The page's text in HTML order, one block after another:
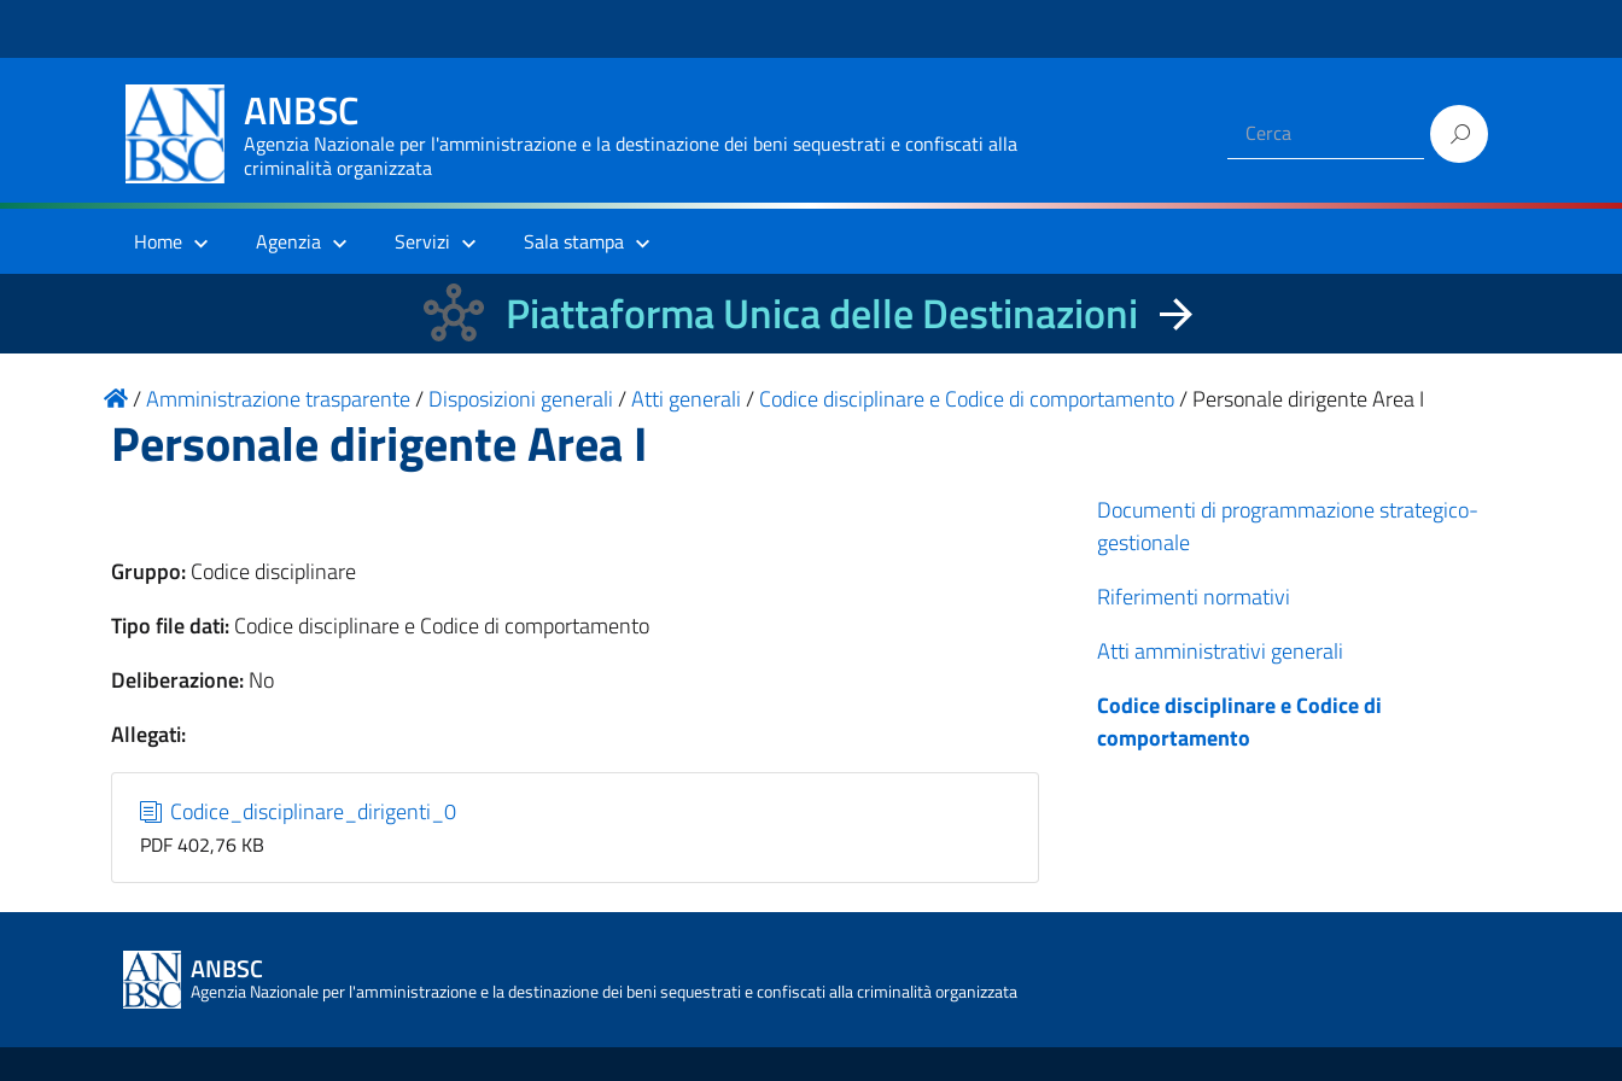
ANBSC
Agenzia Nazionale per l'amministrazione e la destinazione dei beni sequestrati e confiscati alla
criminalità organizzata
Home Agenzia Servizi Sala stampa
Piattaforma Unica delle Destinazioni
/Amministrazione trasparente/Disposizioni generali/Atti generali/Codice disciplinare e Codice di comportamento/Personale dirigente Area I
Personale dirigente Area I
Gruppo:Codice disciplinare
Tipo file dati:Codice disciplinare e Codice di comportamento
Deliberazione:No
Allegati:
Codice_disciplinare_dirigenti_0
PDF 402,76 KB
Documenti di programmazione strategico-
gestionale
Riferimenti normativi
Atti amministrativi generali
Codice disciplinare e Codice di
comportamento
ANBSC
Agenzia Nazionale per l'amministrazione e la destinazione dei beni sequestrati e confiscati alla criminalità organizzata